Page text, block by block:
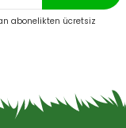
abonelikten ücretsiz